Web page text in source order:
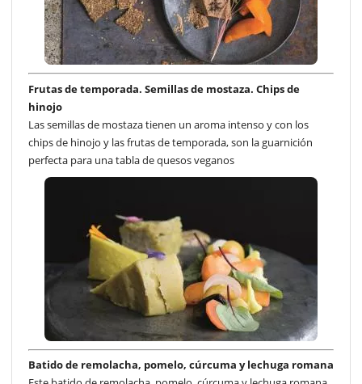
Frutas de temporada. Semillas de mostaza. Chips de
hinojo
Las semillas de mostaza tienen un aroma intenso y con los
chips de hinojo y las frutas de temporada, son la guarnición
perfecta para una tabla de quesos veganos
Batido de remolacha, pomelo, cúrcuma y lechuga romana